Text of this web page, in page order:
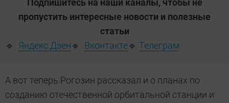
Подпишитесь на наши каналы, чтобы не
пропустить интересные новости и полезные
статьи
🔹 Яндекс.Дзен 🔹 Вконтакте🔹 Телеграм
А вот теперь Рогозин рассказал и о планах по
созданию отечественной орбитальной станции и